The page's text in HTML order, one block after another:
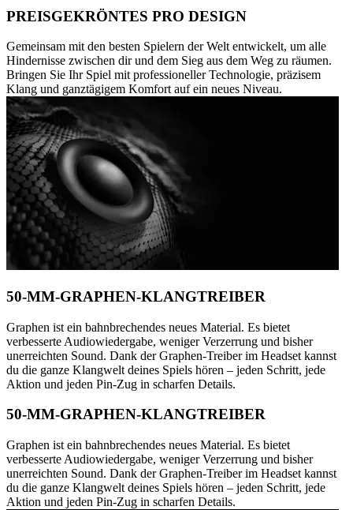
PREISGEKRÖNTES PRO DESIGN
Gemeinsam mit den besten Spielern der Welt entwickelt, um alle
Hindernisse zwischen dir und dem Sieg aus dem Weg zu räumen.
Bringen Sie Ihr Spiel mit professioneller Technologie, präzisem
Klang und ganztägigem Komfort auf ein neues Niveau.
50-MM-GRAPHEN-KLANGTREIBER
Graphen ist ein bahnbrechendes neues Material. Es bietet
verbesserte Audiowiedergabe, weniger Verzerrung und bisher
unerreichten Sound. Dank der Graphen-Treiber im Headset kannst
du die ganze Klangwelt deines Spiels hören – jeden Schritt, jede
Aktion und jeden Pin-Zug in scharfen Details.
50-MM-GRAPHEN-KLANGTREIBER
Graphen ist ein bahnbrechendes neues Material. Es bietet
verbesserte Audiowiedergabe, weniger Verzerrung und bisher
unerreichten Sound. Dank der Graphen-Treiber im Headset kannst
du die ganze Klangwelt deines Spiels hören – jeden Schritt, jede
Aktion und jeden Pin-Zug in scharfen Details.